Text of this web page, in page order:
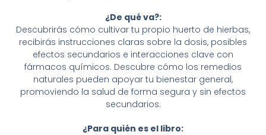
¿De qué va?:
Descubrirás cómo cultivar tu propio huerto de hierbas,
recibirás instrucciones claras sobre la dosis, posibles
efectos secundarios e interacciones clave con
fármacos químicos. Descubre cómo los remedios
naturales pueden apoyar tu bienestar general,
promoviendo la salud de forma segura y sin efectos
secundarios.
¿Para quién es el libro: